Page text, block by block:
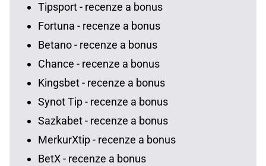
Tipsport - recenze a bonus
Fortuna - recenze a bonus
Betano - recenze a bonus
Chance - recenze a bonus
Kingsbet - recenze a bonus
Synot Tip - recenze a bonus
Sazkabet - recenze a bonus
MerkurXtip - recenze a bonus
BetX - recenze a bonus